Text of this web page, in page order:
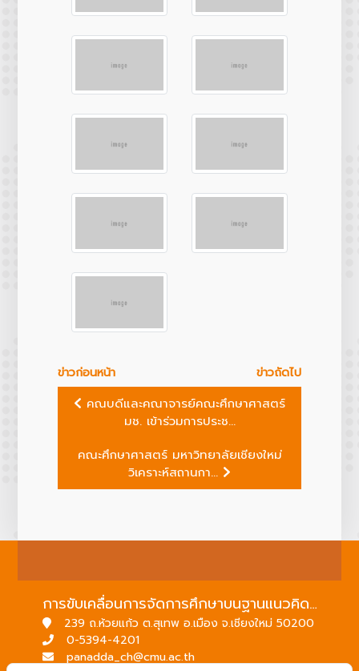
ข่าวก่อนหน้า
ข่าวถัดไป
คณบดีและคณาจารย์คณะศึกษาศาสตร์
มช. เข้าร่วมการประช...
คณะศึกษาศาสตร์ มหาวิทยาลัยเชียงใหม่
วิเคราะห์สถานกา...
การขับเคลื่อนการจัดการศึกษาบนฐานแนวคิดพื้นที่นวัตกรรมการศึกษา
239 ถ.ห้วยแก้ว ต.สุเทพ อ.เมือง จ.เชียงใหม่ 50200
0-5394-4201
panadda_ch@cmu.ac.th